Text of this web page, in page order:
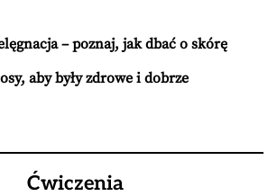
– poznaj, jak dbać o skórę
aby były zdrowe i dobrze
Ćwiczenia